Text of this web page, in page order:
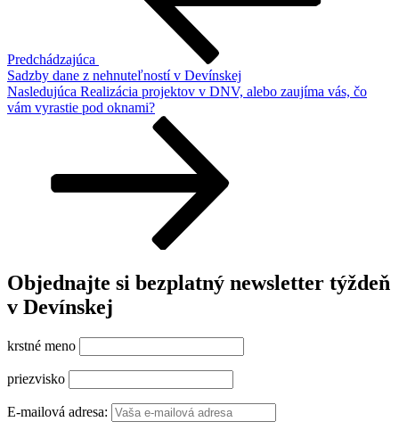
Predchádzajúca
Sadzby dane z nehnuteľností v Devínskej
Ďalší
článok
Nasledujúca Realizácia projektov v DNV, alebo zaujíma vás, čo
vám vyrastie pod oknami?
Objednajte si bezplatný newsletter týždeň
v Devínskej
krstné meno
priezvisko
E-mailová adresa: